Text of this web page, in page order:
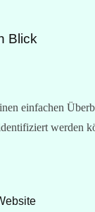
Blick
einfachen
werden